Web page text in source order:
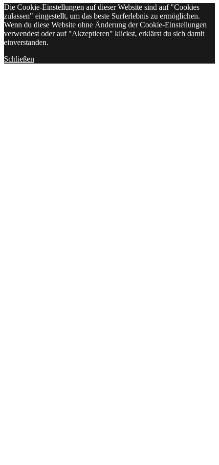
Die Cookie-Einstellungen auf dieser Website sind auf "Cookies
zulassen" eingestellt, um das beste Surferlebnis zu ermöglichen.
Wenn du diese Website ohne Änderung der Cookie-Einstellungen
verwendest oder auf "Akzeptieren" klickst, erklärst du sich damit
einverstanden.
Schließen